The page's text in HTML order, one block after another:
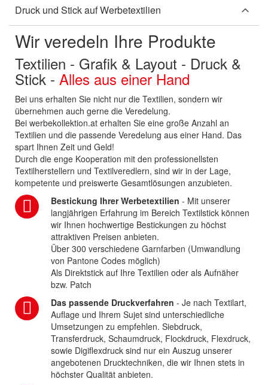
Druck und Stick auf Werbetextilien
Wir veredeln Ihre Produkte
Textilien - Grafik & Layout - Druck &
Stick - Alles aus einer Hand
Bei uns erhalten Sie nicht nur die Textilien, sondern wir
übernehmen auch gerne die Veredelung.
Bei werbekollektion.at erhalten Sie eine große Anzahl an
Textilien und die passende Veredelung aus einer Hand. Das
spart Ihnen Zeit und Geld!
Durch die enge Kooperation mit den professionellsten
Textilherstellern und Textilveredlern, sind wir in der Lage,
kompetente und preiswerte Gesamtlösungen anzubieten.
Bestickung Ihrer Werbetextilien - Mit unserer
langjährigen Erfahrung im Bereich Textilstick können
wir Ihnen hochwertige Bestickungen zu höchst
attraktiven Preisen anbieten.
Über 300 verschiedene Garnfarben (Umwandlung
von Pantone Codes möglich)
Als Direktstick auf Ihre Textilien oder als Aufnäher
bzw. Patch
Das passende Druckverfahren - Je nach Textilart,
Auflage und Ihrem Sujet sind unterschiedliche
Umsetzungen zu empfehlen. Siebdruck,
Transferdruck, Schaumdruck, Flockdruck, Flexdruck,
sowie Digiflexdruck sind nur ein Auszug unserer
angebotenen Drucktechniken, die wir Ihnen stets in
höchster Qualität anbieten.